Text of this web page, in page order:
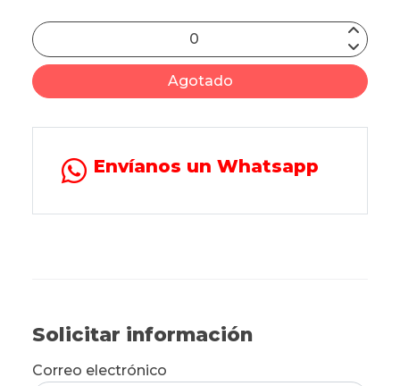
Agotado
Envíanos un Whatsapp
Solicitar información
Correo electrónico